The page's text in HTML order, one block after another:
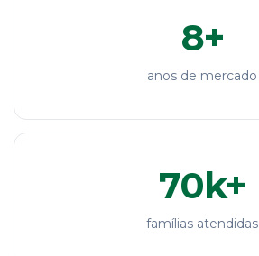
8+
anos de mercado
70k+
famílias atendidas